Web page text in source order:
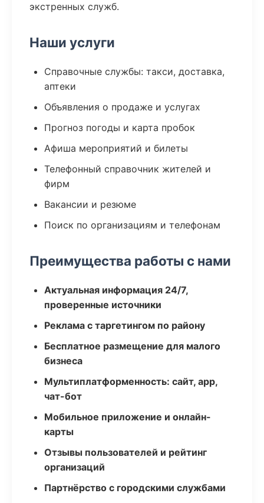
экстренных служб.
Наши услуги
Справочные службы: такси, доставка,
аптеки
Объявления о продаже и услугах
Прогноз погоды и карта пробок
Афиша мероприятий и билеты
Телефонный справочник жителей и
фирм
Вакансии и резюме
Поиск по организациям и телефонам
Преимущества работы с нами
Актуальная информация 24/7,
проверенные источники
Реклама с таргетингом по району
Бесплатное размещение для малого
бизнеса
Мультиплатформенность: сайт, app,
чат-бот
Мобильное приложение и онлайн-
карты
Отзывы пользователей и рейтинг
организаций
Партнёрство с городскими службами